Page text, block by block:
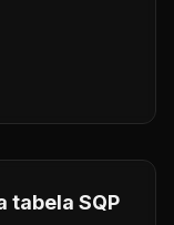
tabela SQP